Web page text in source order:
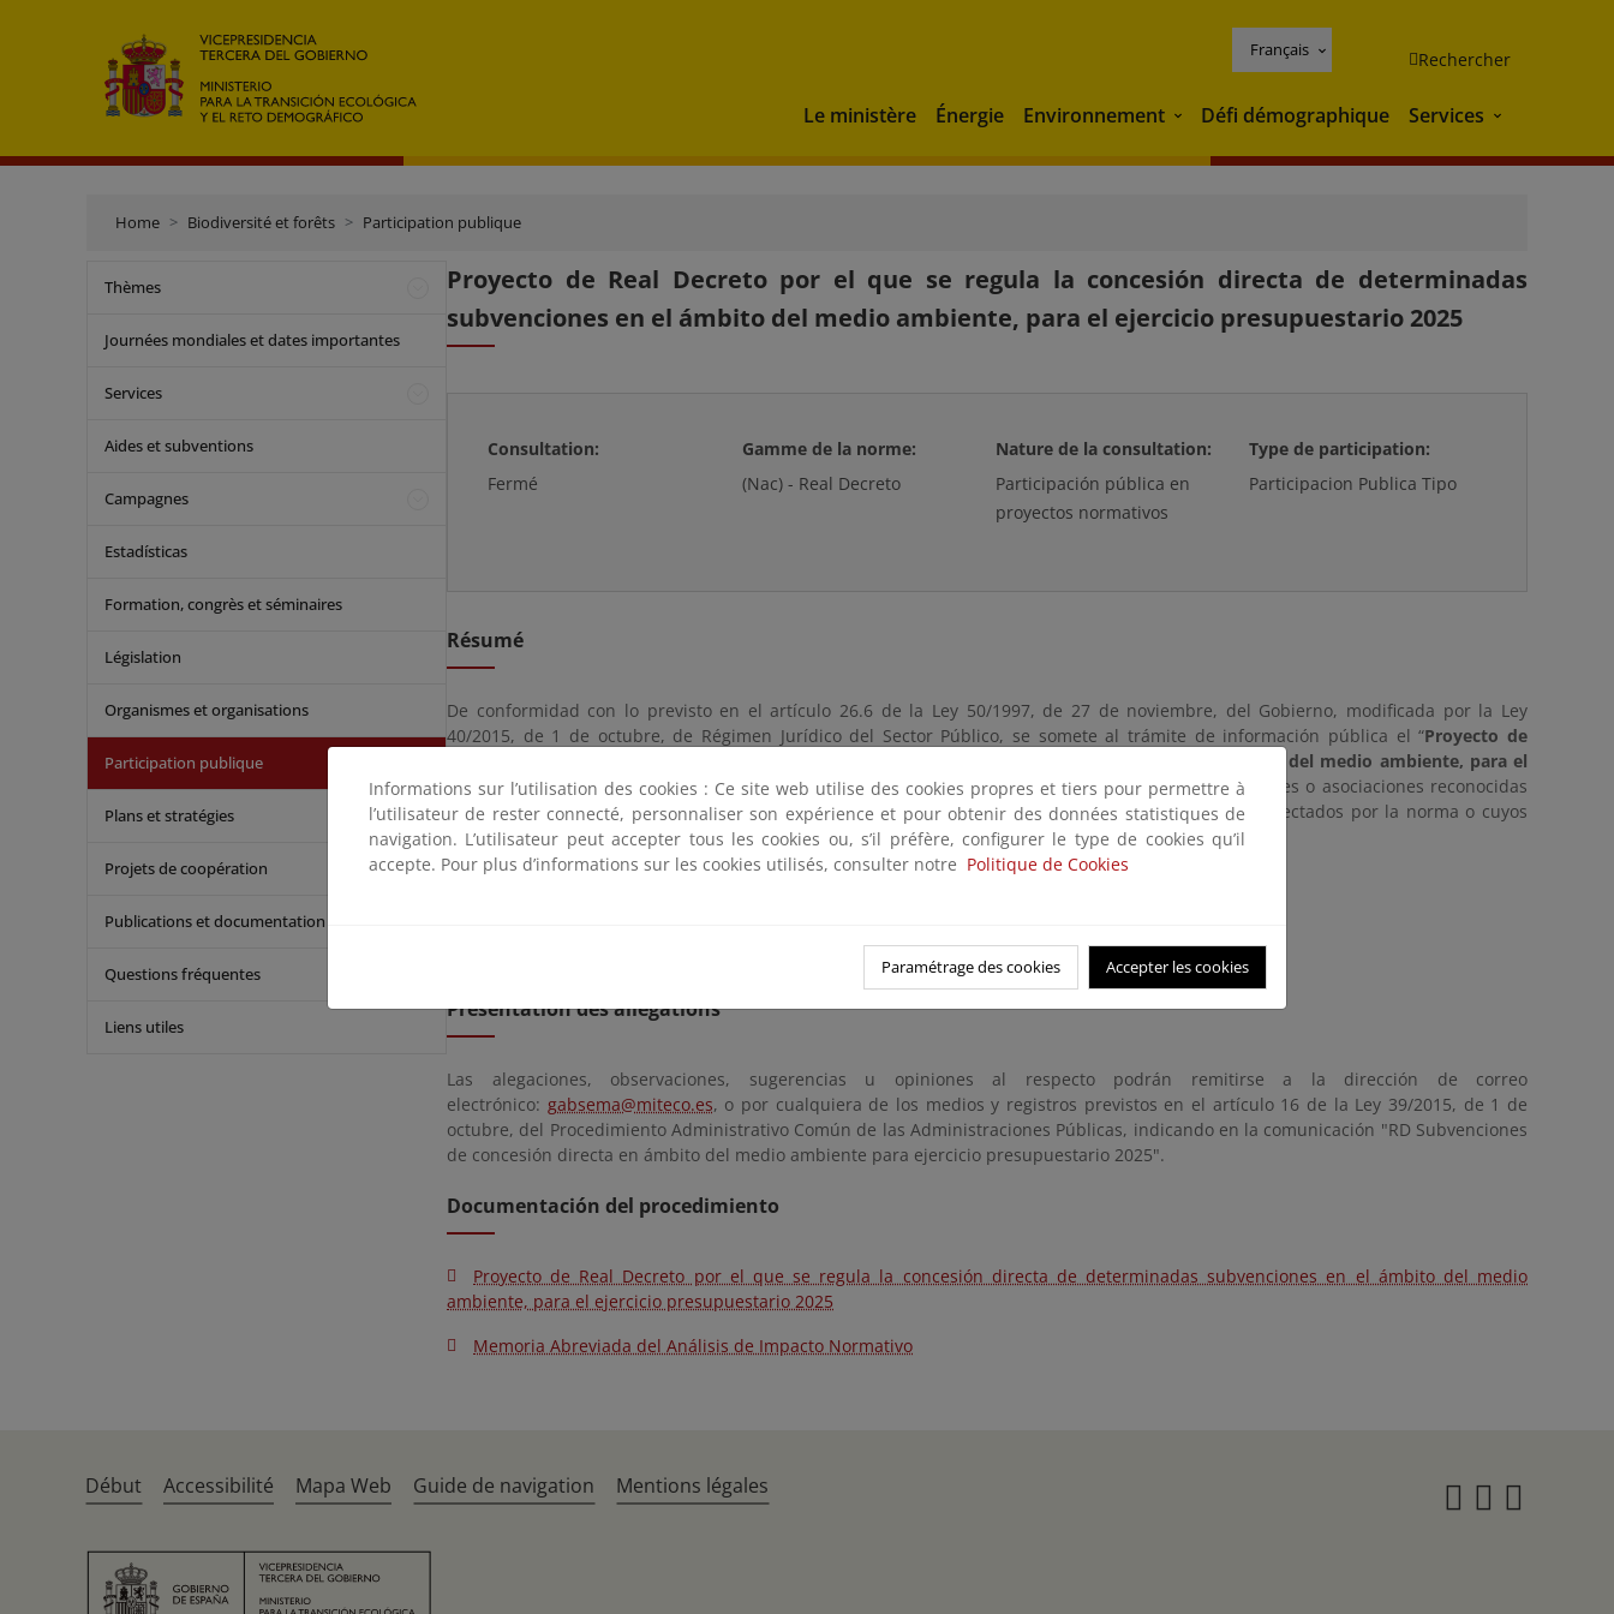
Français Rechercher
Le ministère Énergie Environnement Environnement
Défi démographique Services Services
Home Biodiversité et forêts Participation publique
Thèmes
Journées mondiales et dates importantes
Services
Aides et subventions
Campagnes
Estadísticas
Formation, congrès et séminaires
Législation
Organismes et organisations
Participation publique
Plans et stratégies
Projets de coopération
Publications et documentation
Questions fréquentes
Liens utiles
Proyecto de Real Decreto por el que se regula la concesión directa de determinadas
subvenciones en el ámbito del medio ambiente, para el ejercicio presupuestario 2025
Consultation:
Fermé
Gamme de la norme:
(Nac) - Real Decreto
Nature de la consultation:
Participación pública en
proyectos normativos
Type de participation:
Participacion Publica Tipo
Résumé
De conformidad con lo previsto en el artículo 26.6 de la Ley 50/1997, de 27 de noviembre, del Gobierno, modificada por la Ley
40/2015, de 1 de octubre, de Régimen Jurídico del Sector Público, se somete al trámite de información pública el “Proyecto de
Decreto por el que se regula la concesión directa de determinadas subvenciones en el ámbito del medio ambiente, para el
ejercicio presupuestario 2025” , a los efectos de recabar directamente la opinión de las organizaciones o asociaciones reconocidas
por ley que agrupen o representen a las personas cuyos derechos o intereses legítimos se vieren afectados por la norma o cuyos
fines guarden relación directa con su objeto,durante un plazo máximo de 15 días hábiles.
jeudi, juin 05, 2025until mercredi, juin 25, 2025
Présentation des allégations
Las alegaciones, observaciones, sugerencias u opiniones al respecto podrán remitirse a la dirección de correo
electrónico: gabsema@miteco.es, o por cualquiera de los medios y registros previstos en el artículo 16 de la Ley 39/2015, de 1 de
octubre, del Procedimiento Administrativo Común de las Administraciones Públicas, indicando en la comunicación "RD Subvenciones
de concesión directa en ámbito del medio ambiente para ejercicio presupuestario 2025".
Documentación del procedimiento
Proyecto de Real Decreto por el que se regula la concesión directa de determinadas subvenciones en el ámbito del medio
ambiente, para el ejercicio presupuestario 2025
Memoria Abreviada del Análisis de Impacto Normativo
Informations sur l’utilisation des cookies : Ce site web utilise des cookies propres et tiers pour permettre à
l’utilisateur de rester connecté, personnaliser son expérience et pour obtenir des données statistiques de
navigation. L’utilisateur peut accepter tous les cookies ou, s’il préfère, configurer le type de cookies qu’il
accepte. Pour plus d’informations sur les cookies utilisés, consulter notre Politique de Cookies
Paramétrage des cookies Accepter les cookies
Début Accessibilité Mapa Web Guide de navigation Mentions légales Twitter